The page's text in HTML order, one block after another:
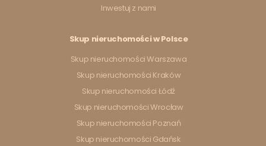
Inwestuj z nami
Skup nieruchomości w Polsce
Skup nieruchomości Warszawa
Skup nieruchomości Kraków
Skup nieruchomości Łódź
Skup nieruchomości Wrocław
Skup nieruchomości Poznań
Skup nieruchomości Gdańsk